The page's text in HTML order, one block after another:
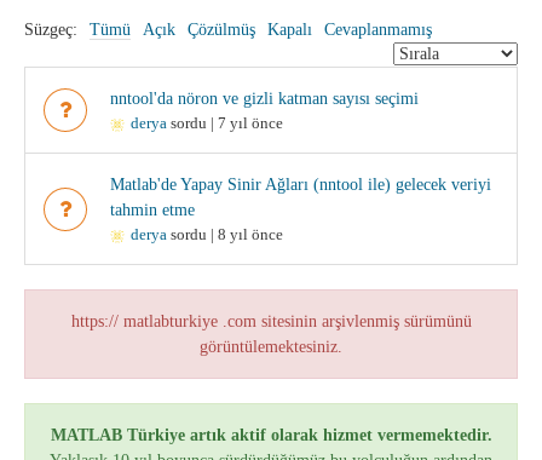
Süzgeç: Tümü Açık Çözülmüş Kapalı Cevaplanmamış
nntool'da nöron ve gizli katman sayısı seçimi
derya sordu | 7 yıl önce
Matlab'de Yapay Sinir Ağları (nntool ile) gelecek veriyi
tahmin etme
derya sordu | 8 yıl önce
https:// matlabturkiye .com sitesinin arşivlenmiş sürümünü
görüntülemektesiniz.
MATLAB Türkiye artık aktif olarak hizmet vermemektedir.